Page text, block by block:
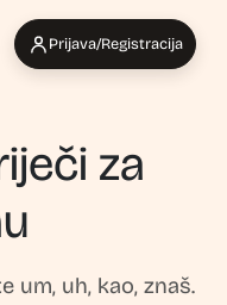
Prijava/Registracija
za
um, uh, kao, znaš.